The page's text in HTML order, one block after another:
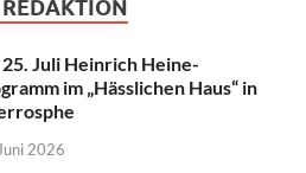
Juli Heinrich Heine-
im „Hässlichen Haus“ in
2026